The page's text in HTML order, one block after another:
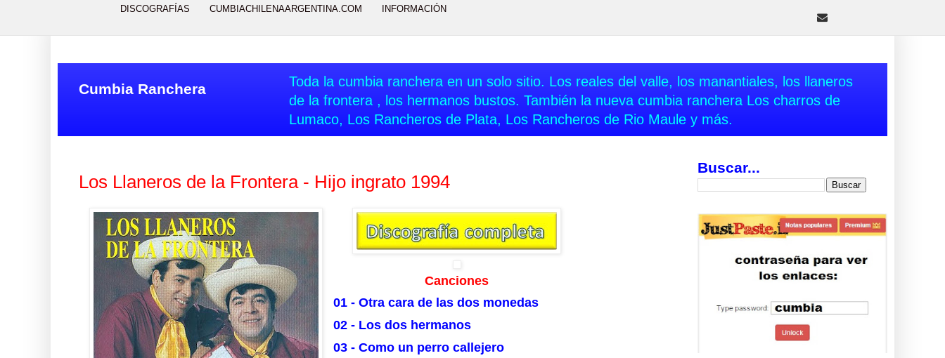
DISCOGRAFÍAS CUMBIACHILENAARGENTINA.COM INFORMACIÓN
Cumbia Ranchera
Toda la cumbia ranchera en un solo sitio. Los reales del valle, los manantiales, los llaneros
de la frontera , los hermanos bustos. También la nueva cumbia ranchera Los charros de
Lumaco, Los Rancheros de Plata, Los Rancheros de Rio Maule y más.
Los Llaneros de la Frontera - Hijo ingrato 1994
Canciones
01 - Otra cara de las dos monedas
02 - Los dos hermanos
03 - Como un perro callejero
Buscar...